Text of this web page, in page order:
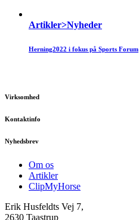
Artikler>Nyheder
Herning2022 i fokus på Sports Forum
Virksomhed
Kontaktinfo
Nyhedsbrev
Om os
Artikler
ClipMyHorse
Erik Husfeldts Vej 7,
2630 Taastrup